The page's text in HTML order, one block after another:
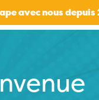
avec nous depuis